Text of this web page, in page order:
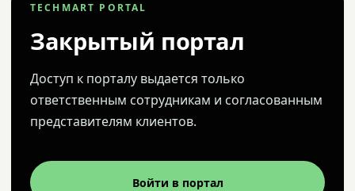
TECHMART PORTAL
Закрытый портал
Доступ к порталу выдается только
ответственным сотрудникам и согласованным
представителям клиентов.
Войти в портал